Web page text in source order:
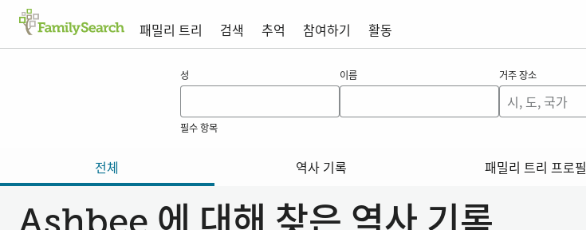
패밀리 트리 검색 추억 참여하기 활동
성
필수 항목
이름 거주 장소
전체 역사 기록 패밀리 트리 프로필